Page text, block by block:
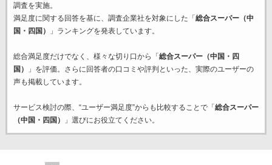
調査を実施。
満足度に関する回答を基に、調査企業社を対象にした「総合スーパー（中
国・四国）
」ランキングを発表しています。
総合満足度だけでなく、様々な切り口から「総合スーパー（中国・四
国）
」を評価。さらに回答者の口コミや評判といった、実際のユーザーの
声も掲載しています。
サービス検討の際、“ユーザー満足度”からも比較することで「総合スーパー
（中国・四国）
」選びにお役立てください。